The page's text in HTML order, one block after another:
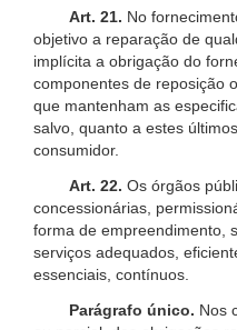
Art. 21. No
objetivo a reparação de
implícita a obrigação do
componentes de reposição
que mantenham as
salvo, quanto a estes
consumidor.
Art. 22. Os órgãos
concessionárias,
forma de empreendimento,
serviços adequados,
essenciais, contínuos.
Parágrafo único. Nos